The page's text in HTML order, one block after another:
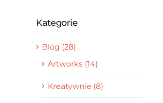
Kategorie
Blog (28)
Artworks (14)
Kreatywnie (8)